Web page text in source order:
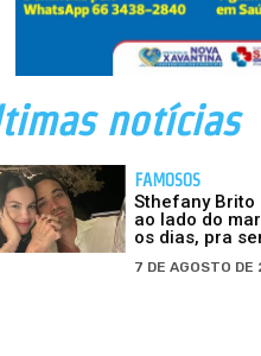
notícias
FAMOSOS
Sthefany
ao lado do
os dias, pra
7 DE AGOSTO